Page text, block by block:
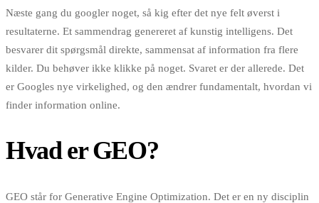
Næste gang du googler noget, så kig efter det nye felt øverst i
resultaterne. Et sammendrag genereret af kunstig intelligens. Det
besvarer dit spørgsmål direkte, sammensat af information fra flere
kilder. Du behøver ikke klikke på noget. Svaret er der allerede. Det
er Googles nye virkelighed, og den ændrer fundamentalt, hvordan vi
finder information online.
Hvad er GEO?
GEO står for Generative Engine Optimization. Det er en ny disciplin